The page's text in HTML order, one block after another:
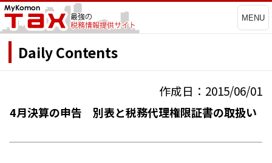
MENU
Daily Contents
作成日：2015/06/01
4月決算の申告 別表と税務代理権限証書の取扱い